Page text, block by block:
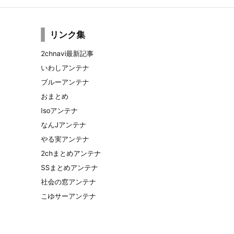
リンク集
2chnavi最新記事
いわしアンテナ
ブルーアンテナ
おまとめ
Isoアンテナ
なんJアンテナ
やる実アンテナ
2chまとめアンテナ
SSまとめアンテナ
社会の窓アンテナ
こゆサーアンテナ